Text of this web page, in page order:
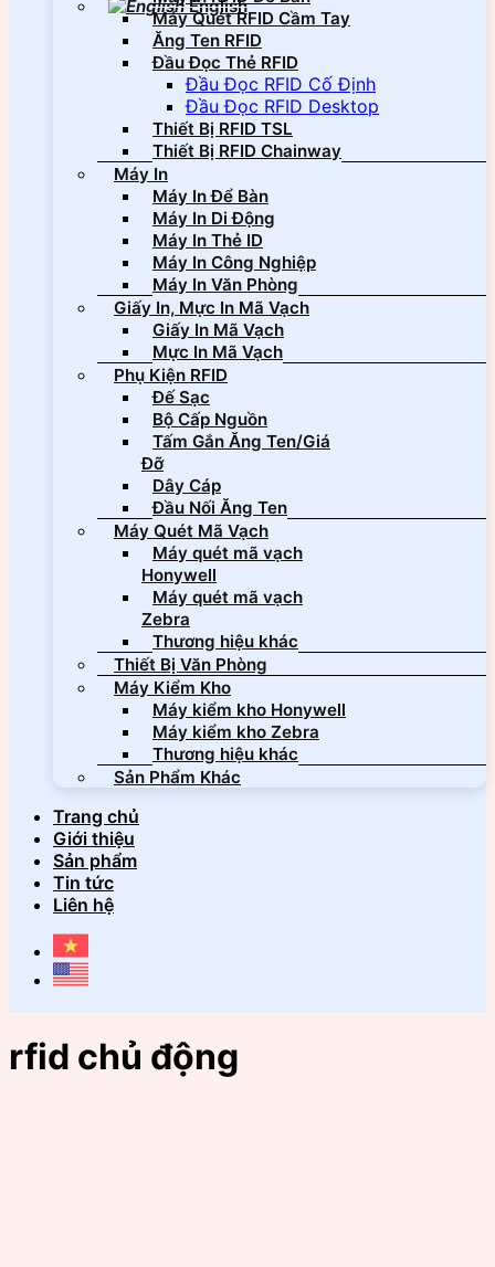
English
Máy Quét RFID Cầm Tay
Ăng Ten RFID
Đầu Đọc Thẻ RFID
Đầu Đọc RFID Cố Định
Đầu Đọc RFID Desktop
Thiết Bị RFID TSL
Thiết Bị RFID Chainway
Máy In
Máy In Để Bàn
Máy In Di Động
Máy In Thẻ ID
Máy In Công Nghiệp
Máy In Văn Phòng
Giấy In, Mực In Mã Vạch
Giấy In Mã Vạch
Mực In Mã Vạch
Phụ Kiện RFID
Đế Sạc
Bộ Cấp Nguồn
Tấm Gắn Ăng Ten/Giá
Đỡ
Dây Cáp
Đầu Nối Ăng Ten
Máy Quét Mã Vạch
Máy quét mã vạch
Honywell
Máy quét mã vạch
Zebra
Thương hiệu khác
Thiết Bị Văn Phòng
Máy Kiểm Kho
Máy kiểm kho Honywell
Máy kiểm kho Zebra
Thương hiệu khác
Sản Phẩm Khác
Trang chủ
Giới thiệu
Sản phẩm
Tin tức
Liên hệ
rfid chủ động